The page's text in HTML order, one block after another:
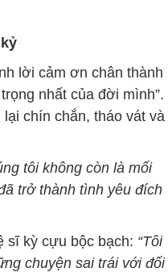
lời cảm ơn chân thành
nhất của đời mình”.
chín chắn, tháo vát và
tôi không còn là mối
trở thành tình yêu đích
sĩ kỳ cựu bộc bạch: “Tôi
chuyện sai trái với đối